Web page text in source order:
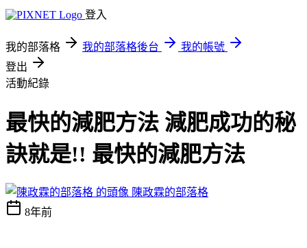
登入
我的部落格 我的部落格後台
我的帳號
登出
活動紀錄
最快的減肥方法 減肥成功的秘
訣就是!! 最快的減肥方法
陳政霖的部落格
8年前